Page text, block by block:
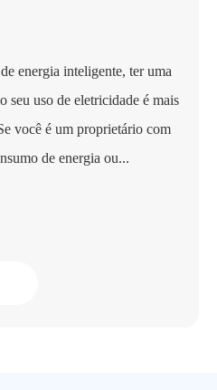
energia inteligente, ter uma
seu uso de eletricidade é mais
você é um proprietário com
de energia ou...